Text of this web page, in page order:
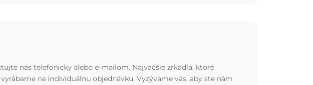
nás telefonicky alebo e-mailom. Najväčšie zrkadlá, ktoré
vyrábame na individuálnu objednávku. Vyzývame vás, aby ste nám